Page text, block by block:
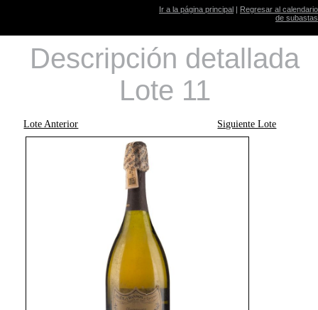
Ir a la página principal | Regresar al calendario
de subastas
Descripción detallada
Lote 11
Lote Anterior Siguiente Lote